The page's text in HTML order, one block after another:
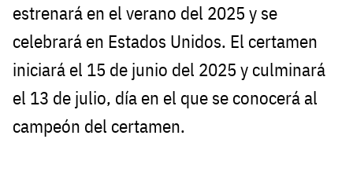
estrenará en el verano del 2025 y se
celebrará en Estados Unidos. El certamen
iniciará el 15 de junio del 2025 y culminará
el 13 de julio, día en el que se conocerá al
campeón del certamen.